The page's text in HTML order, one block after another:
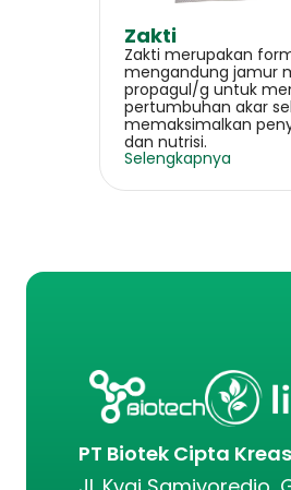
Zakti
Zakti merupakan
mengandung jamur
propagul/g untuk
pertumbuhan akar
memaksimalkan
dan nutrisi.
Selengkapnya
PT Biotek Cipta